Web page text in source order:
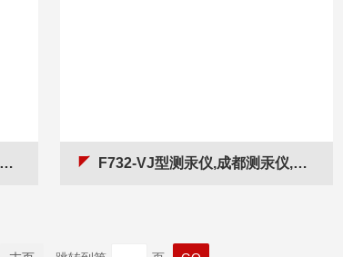
F732-VJ型测汞仪,成都测汞仪,测汞仪厂家